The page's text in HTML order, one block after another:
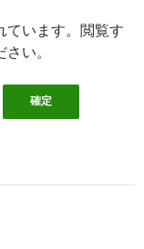
ています。閲覧す
い。